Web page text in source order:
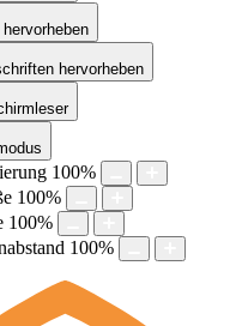
hervorheben
hervorheben
100%
100%
100%
100%